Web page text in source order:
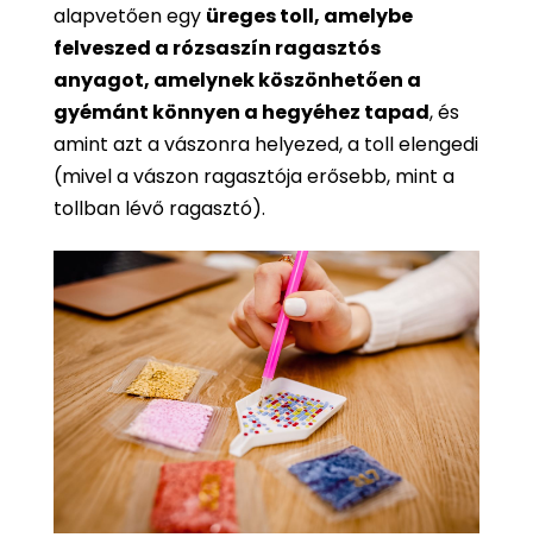
alapvetően egy üreges toll, amelybe
felveszed a rózsaszín ragasztós
anyagot, amelynek köszönhetően a
gyémánt könnyen a hegyéhez tapad, és
amint azt a vászonra helyezed, a toll elengedi
(mivel a vászon ragasztója erősebb, mint a
tollban lévő ragasztó).